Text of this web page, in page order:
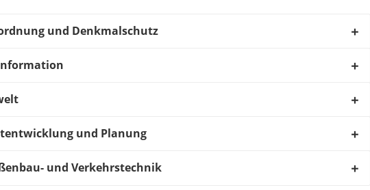
und Denkmalschutz
und Planung
und Verkehrstechnik